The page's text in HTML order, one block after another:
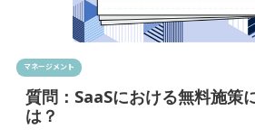
マネージメント
質問：SaaSにおける無料施策
は？